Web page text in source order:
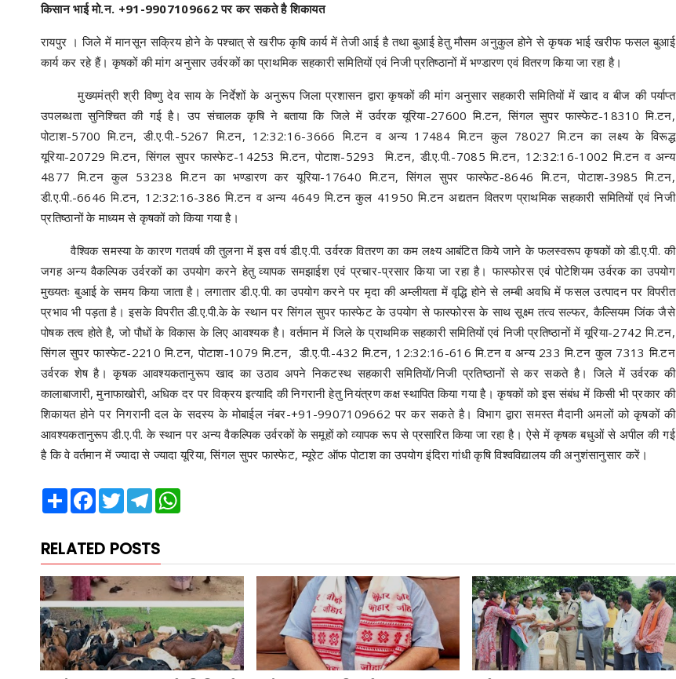
किसान भाई मो.न. +91-9907109662 पर कर सकते है शिकायत
रायपुर । जिले में मानसून सक्रिय होने के पश्चात् से खरीफ कृषि कार्य में तेजी आई है तथा बुआई हेतु मौसम अनुकुल होने से कृषक भाई खरीफ फसल बुआई
कार्य कर रहे हैं। कृषकों की मांग अनुसार उर्वरकों का प्राथमिक सहकारी समितियों एवं निजी प्रतिष्ठानों में भण्डारण एवं वितरण किया जा रहा है।
मुख्यमंत्री श्री विष्णु देव साय के निर्देशों के अनुरूप जिला प्रशासन द्वारा कृषकों की मांग अनुसार सहकारी समितियों में खाद व बीज की पर्याप्त
उपलब्धता सुनिश्चित की गई है। उप संचालक कृषि ने बताया कि जिले में उर्वरक यूरिया-27600 मि.टन, सिंगल सुपर फास्फेट-18310 मि.टन,
पोटाश-5700 मि.टन, डी.ए.पी.-5267 मि.टन, 12:32:16-3666 मि.टन व अन्य 17484 मि.टन कुल 78027 मि.टन का लक्ष्य के विरूद्ध
यूरिया-20729 मि.टन, सिंगल सुपर फास्फेट-14253 मि.टन, पोटाश-5293 मि.टन, डी.ए.पी.-7085 मि.टन, 12:32:16-1002 मि.टन व अन्य
4877 मि.टन कुल 53238 मि.टन का भण्डारण कर यूरिया-17640 मि.टन, सिंगल सुपर फास्फेट-8646 मि.टन, पोटाश-3985 मि.टन,
डी.ए.पी.-6646 मि.टन, 12:32:16-386 मि.टन व अन्य 4649 मि.टन कुल 41950 मि.टन अद्यतन वितरण प्राथमिक सहकारी समितियों एवं निजी
प्रतिष्ठानों के माध्यम से कृषकों को किया गया है।
वैश्विक समस्या के कारण गतवर्ष की तुलना में इस वर्ष डी.ए.पी. उर्वरक वितरण का कम लक्ष्य आबंटित किये जाने के फलस्वरूप कृषकों को डी.ए.पी. की
जगह अन्य वैकल्पिक उर्वरकों का उपयोग करने हेतु व्यापक समझाईश एवं प्रचार-प्रसार किया जा रहा है। फास्फोरस एवं पोटेशियम उर्वरक का उपयोग
मुख्यतः बुआई के समय किया जाता है। लगातार डी.ए.पी. का उपयोग करने पर मृदा की अम्लीयता में वृद्धि होने से लम्बी अवधि में फसल उत्पादन पर विपरीत
प्रभाव भी पड़ता है। इसके विपरीत डी.ए.पी.के के स्थान पर सिंगल सुपर फास्फेट के उपयोग से फास्फोरस के साथ सूक्ष्म तत्व सल्फर, कैल्सियम जिंक जैसे
पोषक तत्व होते है, जो पौधों के विकास के लिए आवश्यक है। वर्तमान में जिले के प्राथमिक सहकारी समितियों एवं निजी प्रतिष्ठानों में यूरिया-2742 मि.टन,
सिंगल सुपर फास्फेट-2210 मि.टन, पोटाश-1079 मि.टन, डी.ए.पी.-432 मि.टन, 12:32:16-616 मि.टन व अन्य 233 मि.टन कुल 7313 मि.टन
उर्वरक शेष है। कृषक आवश्यकतानुरूप खाद का उठाव अपने निकटस्थ सहकारी समितियों/निजी प्रतिष्ठानों से कर सकते है। जिले में उर्वरक की
कालाबाजारी, मुनाफाखोरी, अधिक दर पर विक्रय इत्यादि की निगरानी हेतु नियंत्रण कक्ष स्थापित किया गया है। कृषकों को इस संबंध में किसी भी प्रकार की
शिकायत होने पर निगरानी दल के सदस्य के मोबाईल नंबर-+91-9907109662 पर कर सकते है। विभाग द्वारा समस्त मैदानी अमलों को कृषकों की
आवश्यकतानुरूप डी.ए.पी. के स्थान पर अन्य वैकल्पिक उर्वरकों के समूहों को व्यापक रूप से प्रसारित किया जा रहा है। ऐसे में कृषक बधुओं से अपील की गई
है कि वे वर्तमान में ज्यादा से ज्यादा यूरिया, सिंगल सुपर फास्फेट, म्यूरेट ऑफ पोटाश का उपयोग इंदिरा गांधी कृषि विश्वविद्यालय की अनुशंसानुसार करें।
Share Facebook
TwitterTelegram
RELATED POSTS